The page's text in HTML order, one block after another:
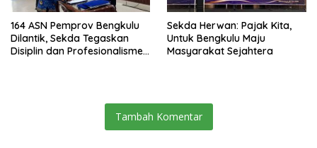
164 ASN Pemprov Bengkulu
Dilantik, Sekda Tegaskan
Disiplin dan Profesionalisme
Sekda Herwan: Pajak Kita,
Untuk Bengkulu Maju
Masyarakat Sejahtera
Tambah Komentar